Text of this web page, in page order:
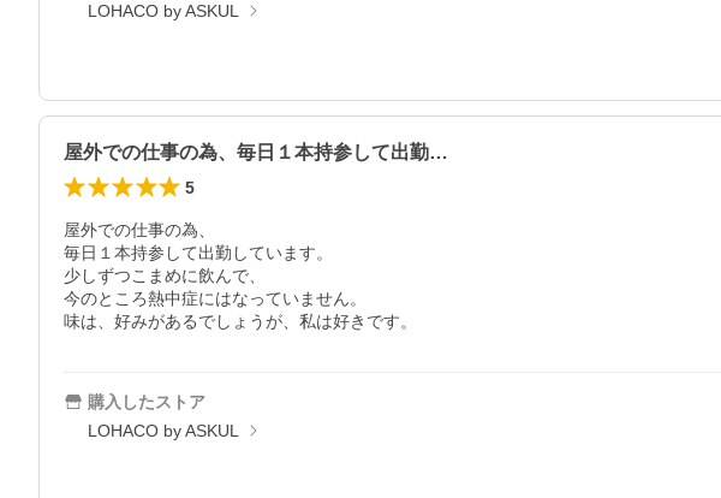
LOHACO by ASKUL
屋外での仕事の為、毎日１本持参して出勤…
5
屋外での仕事の為、
毎日１本持参して出勤しています。
少しずつこまめに飲んで、
今のところ熱中症にはなっていません。
味は、好みがあるでしょうが、私は好きです。
購入したストア
LOHACO by ASKUL